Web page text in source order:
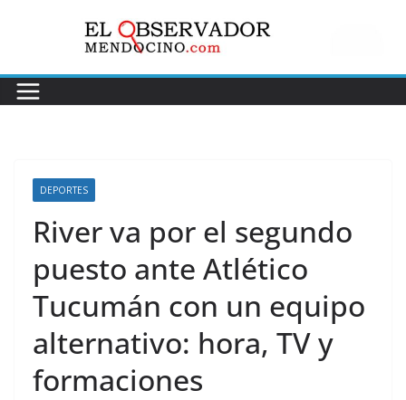
DEPORTES
River va por el segundo
puesto ante Atlético
Tucumán con un equipo
alternativo: hora, TV y
formaciones